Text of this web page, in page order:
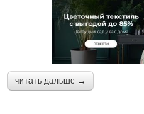
читать дальше →